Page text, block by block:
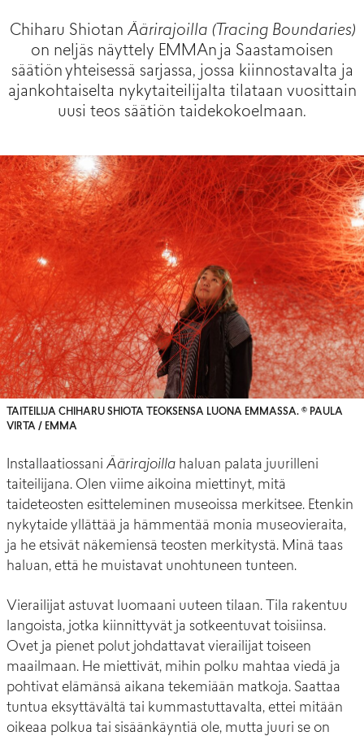
Chiharu Shiotan Äärirajoilla (Tracing Boundaries)
on neljäs näyttely EMMAn ja Saastamoisen
säätiön yhteisessä sarjassa, jossa kiinnostavalta ja
ajankohtaiselta nykytaiteilijalta tilataan vuosittain
uusi teos säätiön taidekokoelmaan.
TAITEILIJA CHIHARU SHIOTA TEOKSENSA LUONA EMMASSA. © PAULA
VIRTA / EMMA
Installaatiossani Äärirajoilla haluan palata juurilleni
taiteilijana. Olen viime aikoina miettinyt, mitä
taideteosten esitteleminen museoissa merkitsee. Etenkin
nykytaide yllättää ja hämmentää monia museovieraita,
ja he etsivät näkemiensä teosten merkitystä. Minä taas
haluan, että he muistavat unohtuneen tunteen.
Vierailijat astuvat luomaani uuteen tilaan. Tila rakentuu
langoista, jotka kiinnittyvät ja sotkeentuvat toisiinsa.
Ovet ja pienet polut johdattavat vierailijat toiseen
maailmaan. He miettivät, mihin polku mahtaa viedä ja
pohtivat elämänsä aikana tekemiään matkoja. Saattaa
tuntua eksyttävältä tai kummastuttavalta, ettei mitään
oikeaa polkua tai sisäänkäyntiä ole, mutta juuri se on